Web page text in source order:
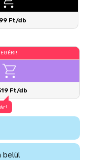
Ft/db
Ft/db
belül